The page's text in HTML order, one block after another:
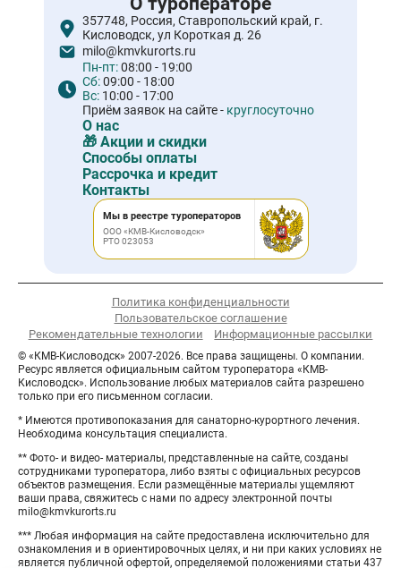
357748, Россия, Ставропольский край, г.
Кисловодск, ул Короткая д. 26
milo@kmvkurorts.ru
Пн-пт:08:00 - 19:00
Сб:09:00 - 18:00
Вс: 10:00 - 17:00
Приём заявок на сайте - круглосуточно
О нас
🎁 Акции и скидки
Способы оплаты
Рассрочка и кредит
Контакты
Мы в реестре туроператоров
ООО «КМВ-Кисловодск»
РТО 023053
Политика конфиденциальности
Пользовательское соглашение
Рекомендательные технологии
Информационные рассылки
© «КМВ-Кисловодск» 2007-2026. Все права защищены. О компании.
Ресурс является официальным сайтом туроператора «КМВ-
Кисловодск». Использование любых материалов сайта разрешено
только при его письменном согласии.
* Имеются противопоказания для санаторно-курортного лечения.
Необходима консультация специалиста.
** Фото- и видео- материалы, представленные на сайте, созданы
сотрудниками туроператора, либо взяты с официальных ресурсов
объектов размещения. Если размещённые материалы ущемляют
ваши права, свяжитесь с нами по адресу электронной почты
milo@kmvkurorts.ru
*** Любая информация на сайте предоставлена исключительно для
ознакомления и в ориентировочных целях, и ни при каких условиях не
является публичной офертой, определяемой положениями статьи 437